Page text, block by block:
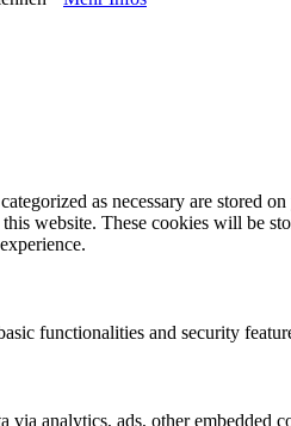
as necessary are stored
website. These cookies will be
functionalities and security
analytics, ads, other embedded